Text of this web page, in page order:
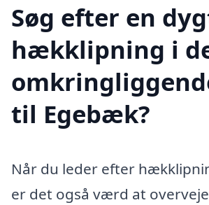
Søg efter en
hækklipning i
til Egebæk?
Når du leder efter
er det også værd at